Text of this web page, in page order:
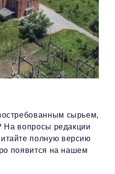
сырьем,
На вопросы редакции
полную версию
появится на нашем